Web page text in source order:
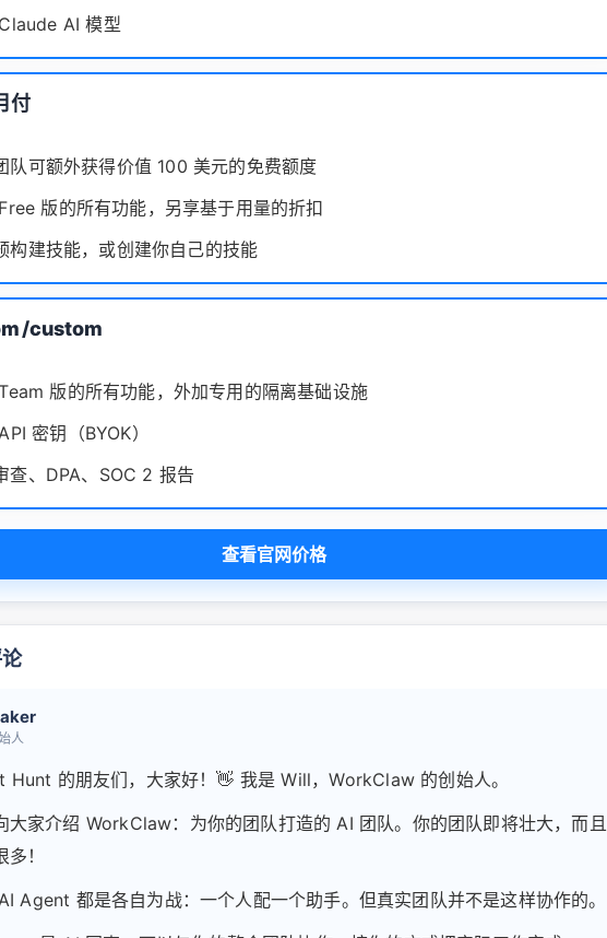
AI 模型
付
队可额外获得价值 100 美元的免费额度
版的所有功能，另享基于用量的折扣
构建技能，或创建你自己的技能
/custom
版的所有功能，外加专用的隔离基础设施
密钥（BYOK）
查、DPA、SOC 2 报告
查看官网价格
人
Hunt 的朋友们，大家好！👋 我是 Will，WorkClaw 的创始人。
大家介绍 WorkClaw：为你的团队打造的 AI 团队。你的团队即将壮大，而且
！
Agent 都是各自为战：一个人配一个助手。但真实团队并不是这样协作的。